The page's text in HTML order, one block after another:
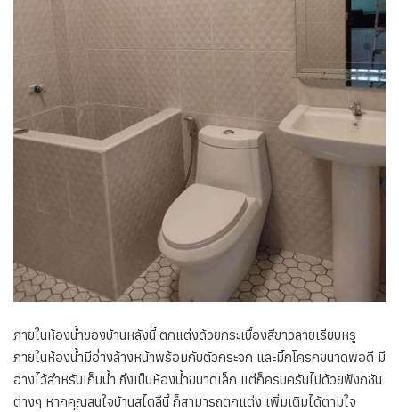
ภายในห้องน้ำของบ้านหลังนี้ ตกแต่งด้วยกระเบื้องสีขาวลายเรียบหรู
ภายในห้องน้ำมีอ่่างล้างหน้าพร้อมกับตัวกระจก และมีักโครกขนาดพอดี มี
อ่างไว้สำหรับเก็บน้ำ ถึงเป็นห้องน้ำขนาดเล็ก แต่ก็ครบครันไปด้วยฟังกชัน
ต่างๆ หากคุณสนใจบ้านสไตลืนี้ ก็สามารถตกแต่ง เพิ่มเติมได้ตามใจ